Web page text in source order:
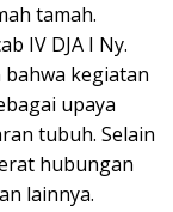
tamah.
IV DJA I Ny.
bahwa kegiatan
upaya
tubuh. Selain
hubungan
lainnya.